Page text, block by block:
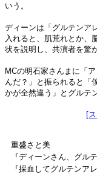
いう。
ディーンは「グルテンア
入れると、肌荒れとか、
状を説明し、共演者を驚
MCの明石家さんまに「
んだ？」と振られると「
かが全然違う」とグルテ
[
重盛さと美
『ディーンさん、グル
『採血してグルテンア